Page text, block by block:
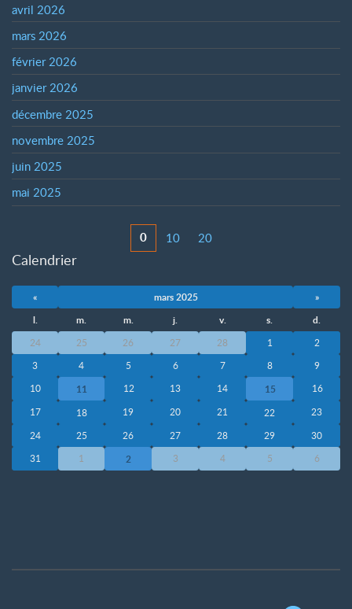
avril 2026
mars 2026
février 2026
janvier 2026
décembre 2025
novembre 2025
juin 2025
mai 2025
0 10 20
Calendrier
« mars 2025
»
l.
m. m. j. v. s. d.
24 25 26 27 28 1
2
3
4 5 6 7 8
9
10
11 12 13 14 15
16
17
18 19 20 21 22
23
24
25 26 27 28 29
30
31
1 2 3 4 5 6